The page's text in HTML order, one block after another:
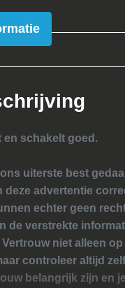
en schakelt goed.
uiterste best
deze advertentie
echter geen
de verstrekte
niet alleen op
controleer altijd
belangrijk zijn en